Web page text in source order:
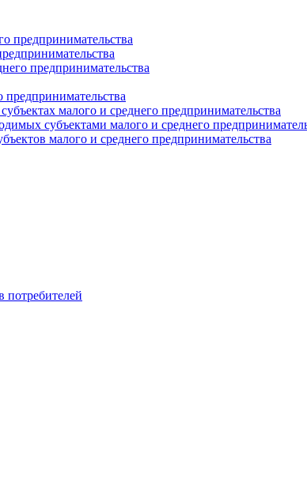
предпринимательства
предпринимательства
предпринимательства
малого и среднего предпринимательства
субъектами малого и среднего
малого и среднего предпринимательства
потребителей